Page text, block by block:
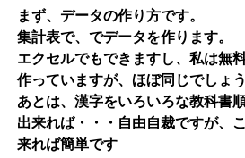
まず、データの作り方です。
集計表で、でデータを作ります。
エクセルでもできますし、私は無
作っていますが、ほぼ同じでしょう
あとは、漢字をいろいろな教科書
出来れば・・・自由自裁ですが、
来れば簡単です